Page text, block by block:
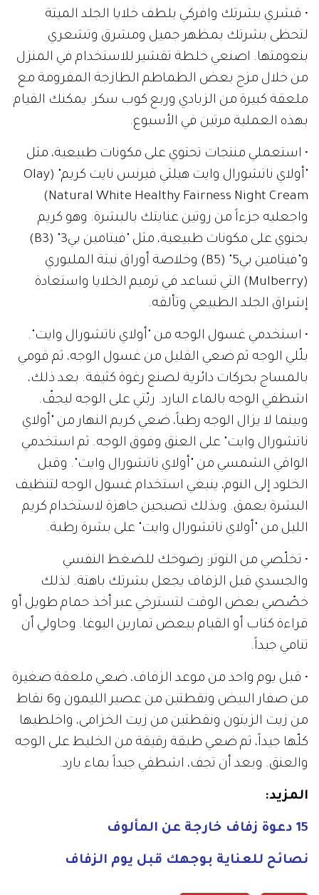
• قشري بشرتك وافركي بلطف خلايا الجلد الميتة
لتحظى بشرتك بمظهر جميل ومشرق وتشعري
بنعومتها. اصنعي خلطة تقشير للاستخدام في المنزل
من خلال مزج بعض الطماطم الطازجة المفرومة مع
ملعقة كبيرة من الزبادي وربع كوب سكر. يمكنك القيام
بهذه العملية مرتين في الأسبوع.
• استعملي منتجات تحتوي على مكونات طبيعية، مثل
"أولاي ناتشورال وايت هيلثي فيرنس نايت كريم" (Olay
Natural White Healthy Fairness Night Cream)
واجعليه جزءاً من روتين عنايتك بالبشرة. وهو كريم
يحتوي على مكونات طبيعية، مثل "فيتامين بي3" (B3)
و"فيتامين بي5" (B5) وخلاصة أوراق نبتة الملبوري
(Mulberry) التي تساعد في ترميم الخلايا واستعادة
إشراق الجلد الطبيعي وتألقه.
• استخدمي غسول الوجه من "أولاي ناتشورال وايت".
بلّلي الوجه ثم ضعي القليل من غسول الوجه، ثم قومي
بالمساج بحركات دائرية لصنع رغوة كثيفة. بعد ذلك،
اشطفي الوجه بالماء البارد. ربّتي على الوجه ليجفّ.
وبينما لا يزال الوجه رطباً، ضعي كريم النهار من "أولاي
ناتشورال وايت" على العنق وفوق الوجه. ثم استخدمي
الواقي الشمسي من "أولاي ناتشورال وايت". وقبل
الخلود إلى النوم، ينبغي استخدام غسول الوجه لتنظيف
البشرة بعمق. وبذلك تصبحين جاهزة لاستخدام كريم
الليل من "أولاي ناتشورال وايت" على بشرة رطبة.
• تخلّصي من التوتر: رضوخك للضغط النفسي
والجسدي قبل الزفاف يجعل بشرتك باهتة. لذلك
خصّصي بعض الوقت لتسترخي عبر أخذ حمام طويل أو
قراءة كتاب أو القيام ببعض تمارين اليوغا. وحاولي أن
تنامي جيداً.
• قبل يوم واحد من موعد الزفاف، ضعي ملعقة صغيرة
من صفار البيض ونقطتين من عصير الليمون و6 نقاط
من زيت الزيتون ونقطتين من زيت الخزامى، واخلطيها
كلّها جيداً، ثم ضعي طبقة رقيقة من الخليط على الوجه
والعنق. وبعد أن تجف، اشطفي جيداً بماء بارد.
المزيد:
15 دعوة زفاف خارجة عن المألوف
نصائح للعناية بوجهك قبل يوم الزفاف